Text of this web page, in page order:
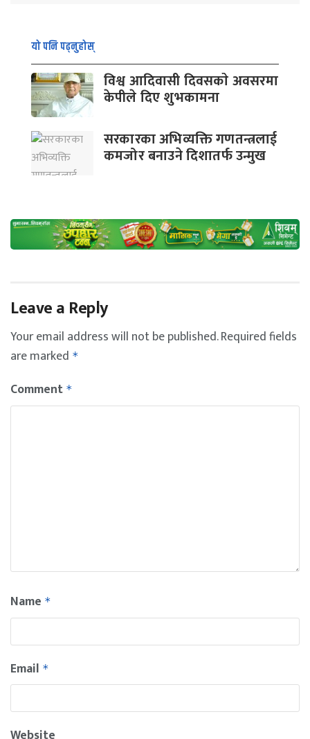
यो पनि पढ्नुहोस्
विश्व आदिवासी दिवसकाे अवसरमा
केपीले दिए शुभकामना
सरकारका अभिव्यक्ति गणतन्त्रलाई
कमजोर बनाउने दिशातर्फ उन्मुख
Leave a Reply
Your email address will not be published.Required fields
are marked *
Comment *
Name *
Email *